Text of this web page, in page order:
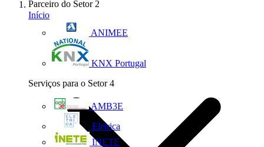
Parceiro do Setor 2
ANIMEE
KNX Portugal
Serviços para o Setor 4
AMB3E
Eletrica
INETE
Início